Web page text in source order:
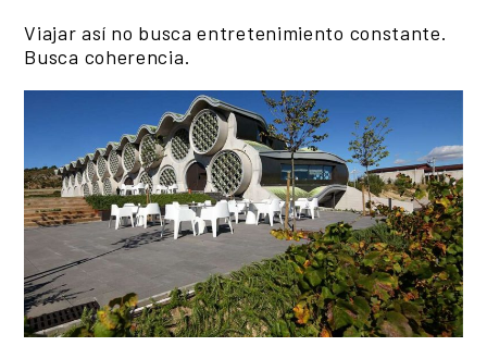
Viajar así no busca entretenimiento constante.
Busca coherencia.